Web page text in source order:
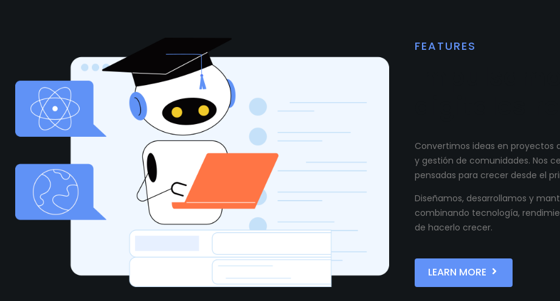
FEATURES
Convertimos ideas en proyectos
y gestión de comunidades. Nos
pensadas para crecer desde el
Diseñamos, desarrollamos y
combinando tecnología,
de hacerlo crecer.
LEARN MORE